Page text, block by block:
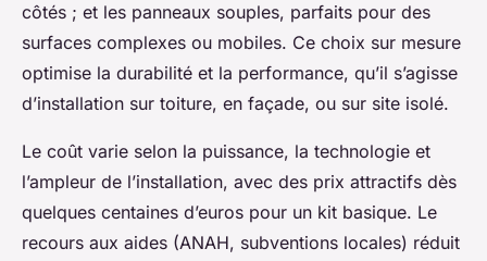
côtés ; et les panneaux souples, parfaits pour des
surfaces complexes ou mobiles. Ce choix sur mesure
optimise la durabilité et la performance, qu’il s’agisse
d’installation sur toiture, en façade, ou sur site isolé.
Le coût varie selon la puissance, la technologie et
l’ampleur de l’installation, avec des prix attractifs dès
quelques centaines d’euros pour un kit basique. Le
recours aux aides (ANAH, subventions locales) réduit